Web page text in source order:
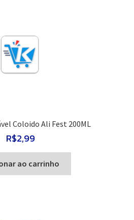
Coloido Ali Fest 200ML
R$2,99
ao carrinho